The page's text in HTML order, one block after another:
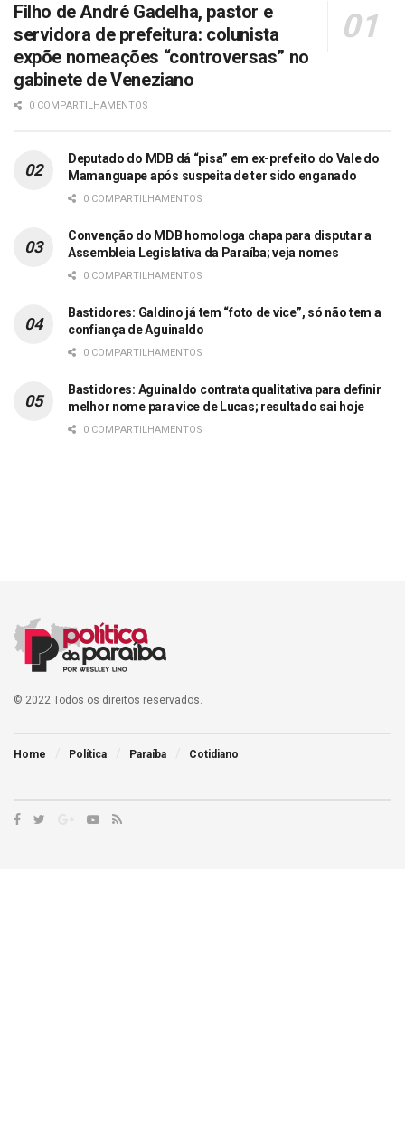
Filho de André Gadelha, pastor e
servidora de prefeitura: colunista
expõe nomeações “controversas” no
gabinete de Veneziano
0 COMPARTILHAMENTOS
Deputado do MDB dá “pisa” em ex-prefeito do Vale do
Mamanguape após suspeita de ter sido enganado
0 COMPARTILHAMENTOS
Convenção do MDB homologa chapa para disputar a
Assembleia Legislativa da Paraíba; veja nomes
0 COMPARTILHAMENTOS
Bastidores: Galdino já tem “foto de vice”, só não tem a
confiança de Aguinaldo
0 COMPARTILHAMENTOS
Bastidores: Aguinaldo contrata qualitativa para definir
melhor nome para vice de Lucas; resultado sai hoje
0 COMPARTILHAMENTOS
© 2022 Todos os direitos reservados.
Home Política Paraíba Cotidiano